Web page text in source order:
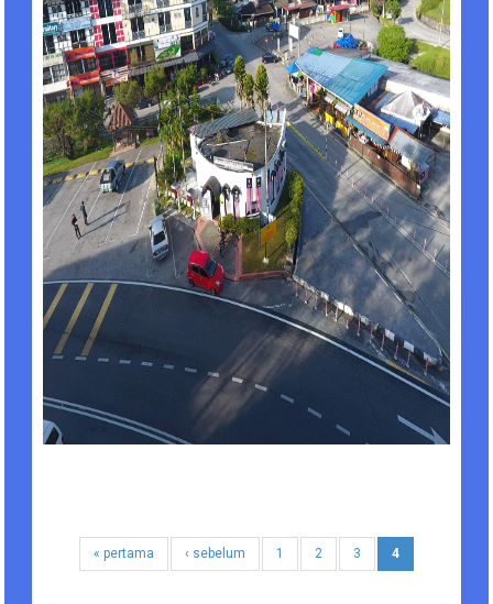
« pertama ‹ sebelum 1 2 3 4